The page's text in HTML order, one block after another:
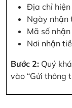
Địa chỉ
Ngày nhận
Mã số
Nơi nhận
Bước 2: Quý
vào “Gửi thông